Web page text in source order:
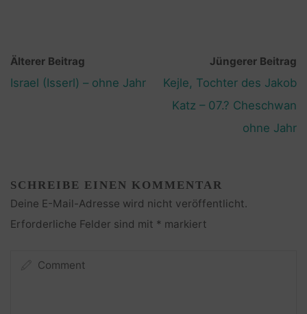
Älterer Beitrag
Israel (Isserl) – ohne Jahr
Jüngerer Beitrag
Kejle, Tochter des Jakob
Katz – 07.? Cheschwan
ohne Jahr
SCHREIBE EINEN KOMMENTAR
Deine E-Mail-Adresse wird nicht veröffentlicht.
Erforderliche Felder sind mit * markiert